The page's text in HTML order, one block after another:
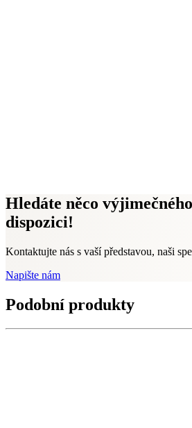
Hledáte něco
dispozici!
Kontaktujte nás s vaší představou, naši
Napište nám
Podobní produkty